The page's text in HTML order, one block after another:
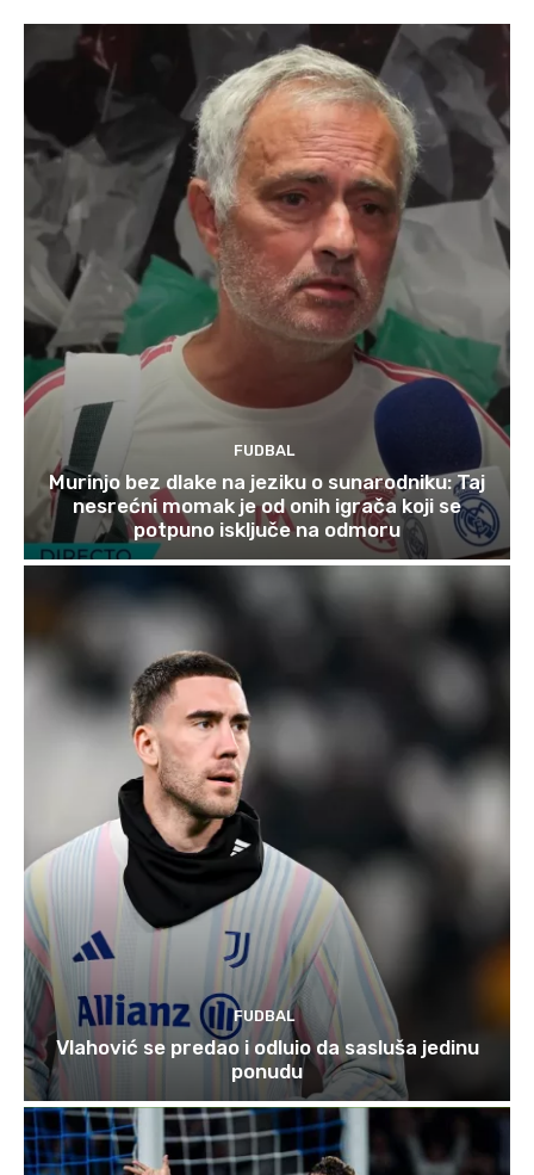
FUDBAL
Murinjo bez dlake na jeziku o sunarodniku: Taj
nesrećni momak je od onih igrača koji se
potpuno isključe na odmoru
FUDBAL
Vlahović se predao i odluio da sasluša jedinu
ponudu